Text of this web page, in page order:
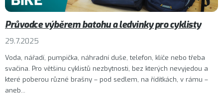
Průvodce výběrem batohu a ledvinky pro cyklisty
29.7.2025
Voda, nářadí, pumpička, náhradní duše, telefon, klíče nebo třeba
svačina. Pro většinu cyklistů nezbytnosti, bez kterých nevyjedou a
které poberou různé brašny – pod sedlem, na řídítkách, v rámu –
aneb...